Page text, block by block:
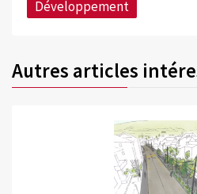
Développement
Autres articles